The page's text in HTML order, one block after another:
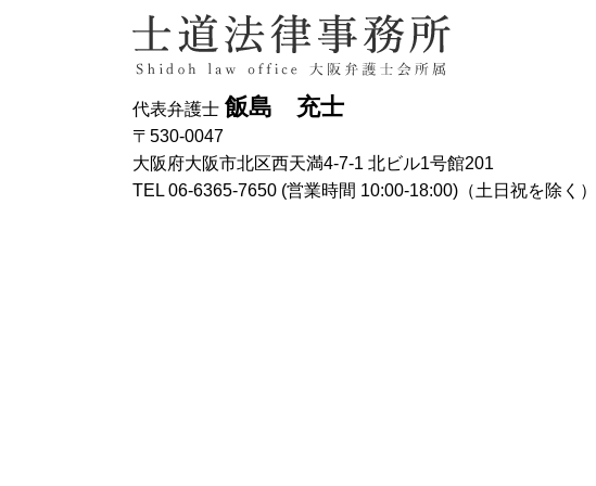
代表弁護士 飯島 充士
〒530-0047
大阪府大阪市北区西天満4-7-1 北ビル1号館201
TEL 06-6365-7650 (営業時間 10:00-18:00)（土日祝を除く）